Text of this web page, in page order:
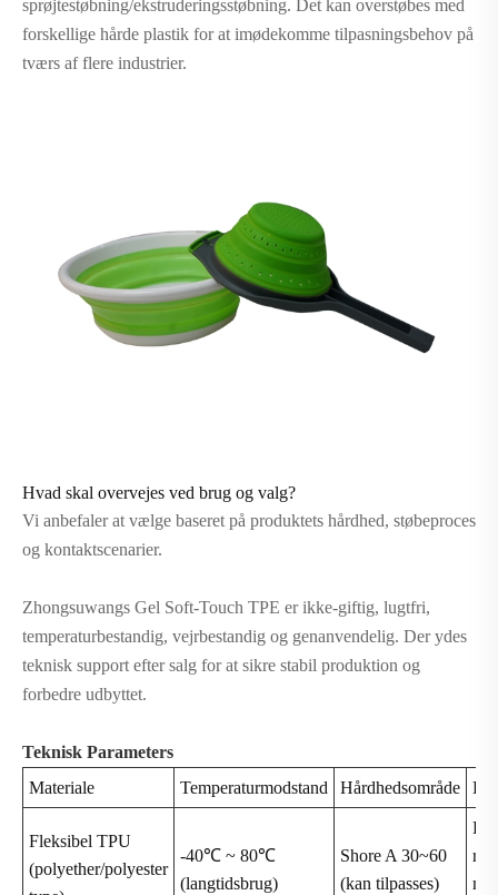
sprøjtestøbning/ekstruderingsstøbning. Det kan overstøbes med
forskellige hårde plastik for at imødekomme tilpasningsbehov på
tværs af flere industrier.
Hvad skal overvejes ved brug og valg?
Vi anbefaler at vælge baseret på produktets hårdhed, støbeproces
og kontaktscenarier.
Zhongsuwangs Gel Soft-Touch TPE er ikke-giftig, lugtfri,
temperaturbestandig, vejrbestandig og genanvendelig. Der ydes
teknisk support efter salg for at sikre stabil produktion og
forbedre udbyttet.
Teknisk Parameters
Materiale
Temperaturmodstand Hårdhedsområde
Fleksibel TPU
(polyether/polyester
-40℃ ~ 80℃
(langtidsbrug)
Shore A 30~60
(kan tilpasses)